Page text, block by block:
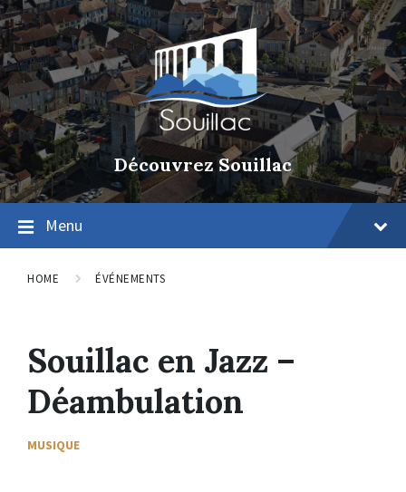
Découvrez Souillac
Menu
HOME ÉVÉNEMENTS
Souillac en Jazz –
Déambulation
MUSIQUE